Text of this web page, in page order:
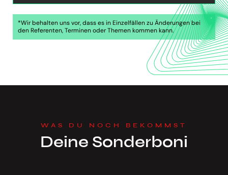
*Wir behalten uns vor, dass es in Einzelfällen zu Änderungen bei
den Referenten, Terminen oder Themen kommen kann.
WAS DU NOCH BEKOMMST
Deine Sonderboni